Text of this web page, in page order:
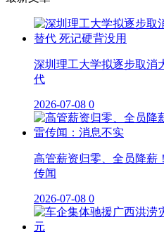
深圳理工大学拟逐步取消
代
2026-07-08 0
高管薪资归零、全员降薪
传闻
2026-07-08 0